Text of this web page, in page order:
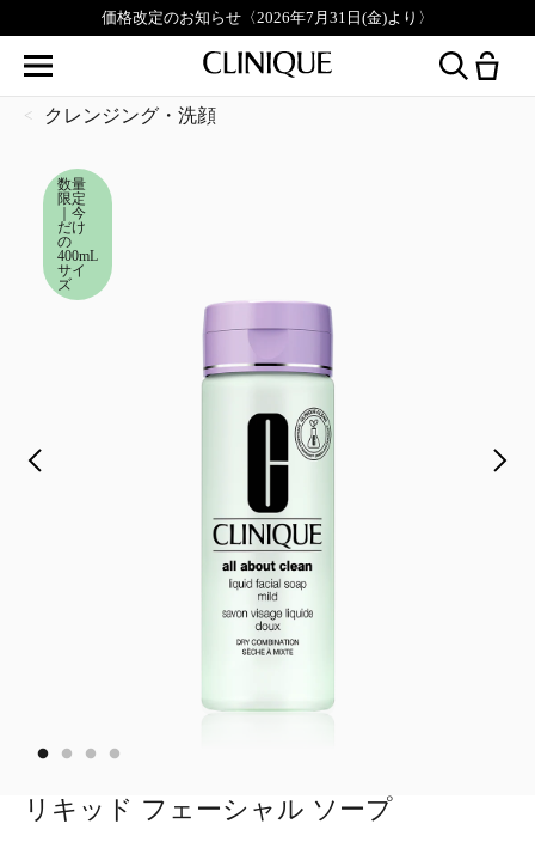
無料刻印サービス実施中。対象製品はこちら▶︎
クレンジング・洗顔
数量
限定
｜今
だけ
の
400mL
サイ
ズ
リキッド フェーシャル ソープ